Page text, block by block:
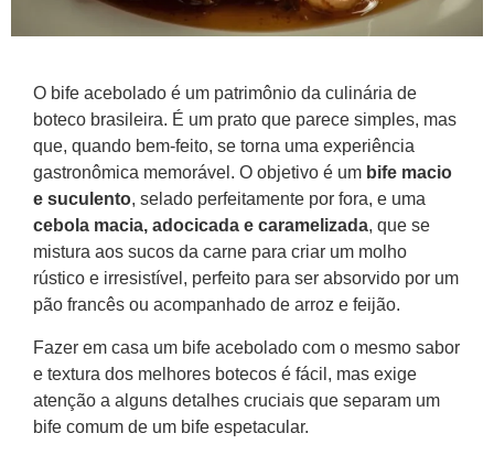
O bife acebolado é um patrimônio da culinária de
boteco brasileira. É um prato que parece simples, mas
que, quando bem-feito, se torna uma experiência
gastronômica memorável. O objetivo é um bife macio
e suculento, selado perfeitamente por fora, e uma
cebola macia, adocicada e caramelizada, que se
mistura aos sucos da carne para criar um molho
rústico e irresistível, perfeito para ser absorvido por um
pão francês ou acompanhado de arroz e feijão.
Fazer em casa um bife acebolado com o mesmo sabor
e textura dos melhores botecos é fácil, mas exige
atenção a alguns detalhes cruciais que separam um
bife comum de um bife espetacular.